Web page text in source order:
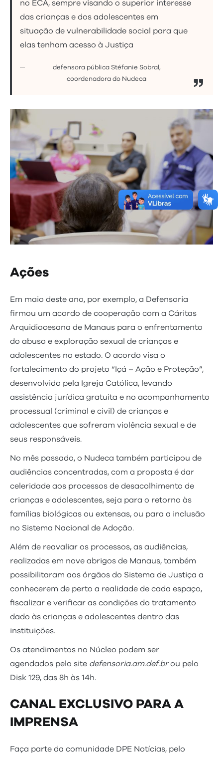
no ECA, sempre visando o superior interesse
das crianças e dos adolescentes em
situação de vulnerabilidade social para que
elas tenham acesso à Justiça
defensora pública Stéfanie Sobral,
coordenadora do Nudeca
Ações
Em maio deste ano, por exemplo, a Defensoria
firmou um acordo de cooperação com a Cáritas
Arquidiocesana de Manaus para o enfrentamento
do abuso e exploração sexual de crianças e
adolescentes no estado. O acordo visa o
fortalecimento do projeto “Içá – Ação e Proteção”,
desenvolvido pela Igreja Católica, levando
assistência jurídica gratuita e no acompanhamento
processual (criminal e civil) de crianças e
adolescentes que sofreram violência sexual e de
seus responsáveis.
No mês passado, o Nudeca também participou de
audiências concentradas, com a proposta é dar
celeridade aos processos de desacolhimento de
crianças e adolescentes, seja para o retorno às
famílias biológicas ou extensas, ou para a inclusão
no Sistema Nacional de Adoção.
Além de reavaliar os processos, as audiências,
realizadas em nove abrigos de Manaus, também
possibilitaram aos órgãos do Sistema de Justiça a
conhecerem de perto a realidade de cada espaço,
fiscalizar e verificar as condições do tratamento
dado às crianças e adolescentes dentro das
instituições.
Os atendimentos no Núcleo podem ser
agendados pelo site defensoria.am.def.brou pelo
Disk 129, das 8h às 14h.
CANAL EXCLUSIVO PARA A
IMPRENSA
Faça parte da comunidade DPE Notícias, pelo